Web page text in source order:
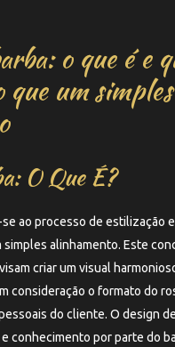
o que é e
que um simples
O Que É?
ao processo de estilização
simples alinhamento. Este
criar um visual
consideração o formato do
do cliente. O design
conhecimento por parte do